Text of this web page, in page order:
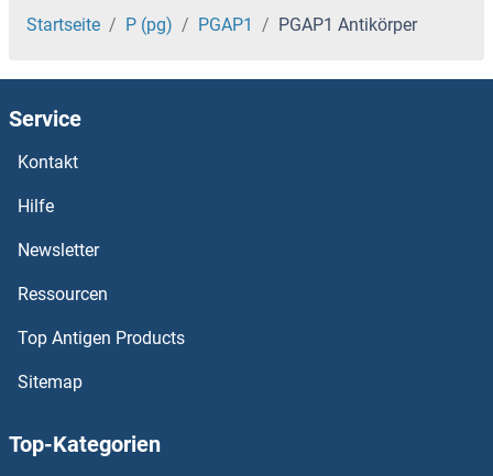
PFKFB4 Antikörper
PFKFB3 Antikörper
PFKFB2 Antikörper
PFDN6 Antikörper
PFDN5 Antikörper
PFDN4 Antikörper
PFDN1 Antikörper
Startseite P (pg) PGAP1 PGAP1 Antikörper
Service
Kontakt
Hilfe
Newsletter
Ressourcen
Top Antigen Products
Sitemap
Top-Kategorien